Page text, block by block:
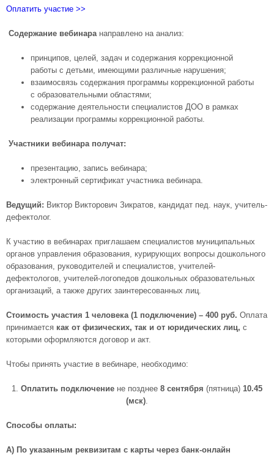
Оплатить участие >>
Содержание вебинара направлено на анализ:
принципов, целей, задач и содержания коррекционной
работы с детьми, имеющими различные нарушения;
взаимосвязь содержания программы коррекционной работы
с образовательными областями;
содержание деятельности специалистов ДОО в рамках
реализации программы коррекционной работы.
Участники вебинара получат:
презентацию, запись вебинара;
электронный сертификат участника вебинара.
Ведущий: Виктор Викторович Зикратов, кандидат пед. наук, учитель-
дефектолог.
К участию в вебинарах приглашаем специалистов муниципальных
органов управления образования, курирующих вопросы дошкольного
образования, руководителей и специалистов, учителей-
дефектологов, учителей-логопедов дошкольных образовательных
организаций, а также других заинтересованных лиц.
Стоимость участия 1 человека (1 подключение) – 400 руб. Оплата
принимается как от физических, так и от юридических лиц, с
которыми оформляются договор и акт.
Чтобы принять участие в вебинаре, необходимо:
1.​ Оплатить подключение не позднее 8 сентября (пятница) 10.45
(мск).
Способы оплаты:
А) По указанным реквизитам с карты через банк-онлайн